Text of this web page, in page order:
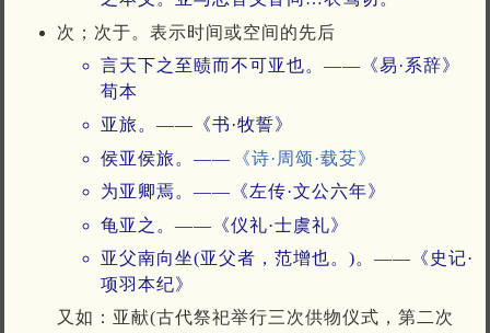
次；次于。表示时间或空间的先后
言天下之至赜而不可亚也。——《易·系辞》
荀本
亚旅。——《书·牧誓》
侯亚侯旅。——
《诗·周颂·载芟》
为亚卿焉。——《左传·文公六年》
龟亚之。——《仪礼·士虞礼》
亚父南向坐(亚父者，范增也。)。——《史记·
项羽本纪》
又如：亚献(古代祭祀举行三次供物仪式，第二次